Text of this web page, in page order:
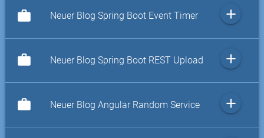
work Neuer Blog Spring Boot Event Timer add
work Neuer Blog Spring Boot REST Upload add
work Neuer Blog Angular Random Service add